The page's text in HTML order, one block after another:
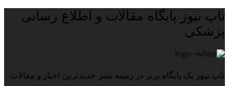
تاپ نیوز پایگاه مقالات و اطلاع رسانی
پزشکی
تاپ نیوز یک پایگاه برتر در زمینه نشر جدیدترین اخبار و مقالات